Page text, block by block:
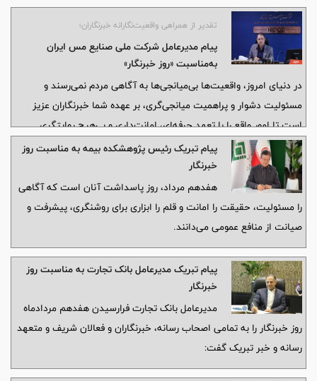
افزایش دهد و مسیر اصلاح ساختار مالی «ملل» را هموارتر سازد.
تقدیر از همراهی واقعیت‌نگارانه خبرنگاران؛
پیام مدیرعامل شرکت ملی صنایع مس ایران
به‌مناسبت «روز خبرنگار»
در دنیای امروز، واقعیت‌ها بی‌میانجی‌ها به آگاهی مردم نمی‌رسند و
مسئولیت دشوار و پراهمیت میانجی‌گری، بر عهده شما خبرنگاران عزیز
است تا امور واقع را با تعهد حرفه‌ای، امانت‌داری و بی‌هیچ روایتگری
مبتنی بر افراط و تفریط، به اطلاع افکار عمومی برسانید.
پیام تبریک رئیس پژوهشکده بیمه به مناسبت روز
خبرنگار
هفدهم مرداد، روز پاسداشت آنان است که آگاهی
را مسئولیت، حقیقت را امانت و قلم را ابزاری برای روشنگری، پیشرفت و
صیانت از منافع عمومی می‌دانند.
پیام تبریک مدیرعامل بانک تجارت به مناسبت روز
خبرنگار
مدیرعامل بانک تجارت فرارسیدن هفدهم مردادماه
روز خبرنگار را به تمامی اصحاب رسانه، خبرنگاران و فعالان شریف و متعهد
رسانه و خبر تبریک گفت: